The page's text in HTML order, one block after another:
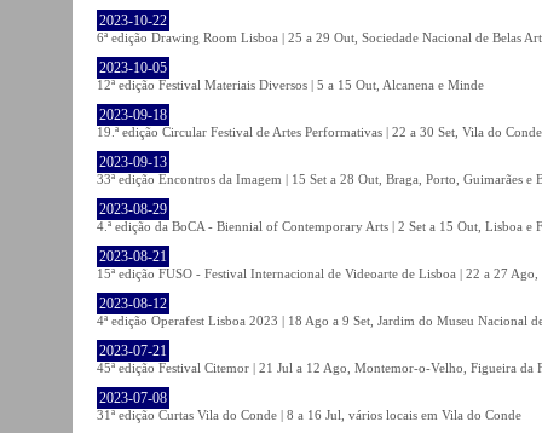
2023-10-22
6ª edição Drawing Room Lisboa | 25 a 29 Out, Sociedade Nacional de Belas
2023-10-05
12ª edição Festival Materiais Diversos | 5 a 15 Out, Alcanena e Minde
2023-09-18
19.ª edição Circular Festival de Artes Performativas | 22 a 30 Set, Vila do Conde
2023-09-13
33ª edição Encontros da Imagem | 15 Set a 28 Out, Braga, Porto, Guimarães e
2023-08-29
4.ª edição da BoCA - Biennial of Contemporary Arts | 2 Set a 15 Out, Lisboa e
2023-08-21
15ª edição FUSO - Festival Internacional de Videoarte de Lisboa | 22 a 27
2023-08-12
4ª edição Operafest Lisboa 2023 | 18 Ago a 9 Set, Jardim do Museu Nacional
2023-07-21
45ª edição Festival Citemor | 21 Jul a 12 Ago, Montemor-o-Velho, Figueira da
2023-07-08
31ª edição Curtas Vila do Conde | 8 a 16 Jul, vários locais em Vila do Conde